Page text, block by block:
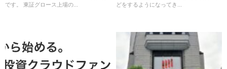
です。 東証グロース上場の...
どをするようになってき...